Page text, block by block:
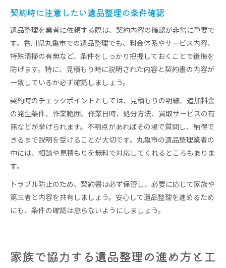
契約時に注意したい遺品整理の条件確認
遺品整理を業者に依頼する際は、契約内容の確認が非常に重要で
す。香川県丸亀市での遺品整理でも、料金体系やサービス内容、
特殊清掃の有無など、条件をしっかり把握しておくことで後悔を
防げます。特に、見積もり時に説明された内容と契約書の内容が
一致しているか必ず確認しましょう。
契約時のチェックポイントとしては、見積もりの明細、追加料金
の発生条件、作業範囲、作業日時、処分方法、買取サービスの有
無などが挙げられます。不明点があればその場で質問し、納得で
きるまで説明を受けることが大切です。丸亀市の遺品整理業者の
中には、相談や見積もりを無料で対応してくれるところもありま
す。
トラブル防止のため、契約書は必ず保管し、必要に応じて家族や
第三者と内容を共有しましょう。安心して遺品整理を進めるため
にも、条件の確認は怠らないようにしましょう。
家族で協力する遺品整理の進め方と工